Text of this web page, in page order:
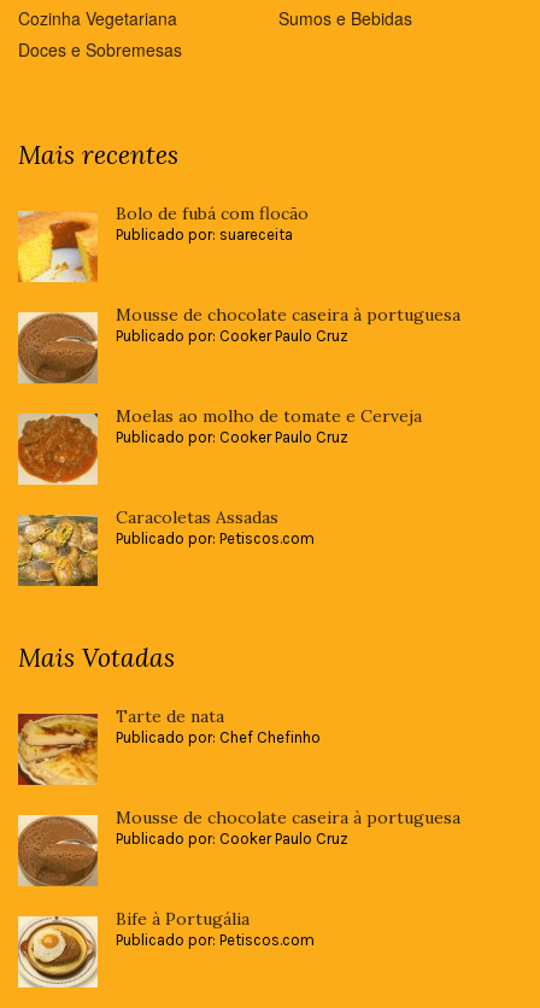
Cozinha Vegetariana
Doces e Sobremesas
Sumos e Bebidas
Mais recentes
Bolo de fubá com flocão
Publicado por: suareceita
Mousse de chocolate caseira à portuguesa
Publicado por: Cooker Paulo Cruz
Moelas ao molho de tomate e Cerveja
Publicado por: Cooker Paulo Cruz
Caracoletas Assadas
Publicado por: Petiscos.com
Mais Votadas
Tarte de nata
Publicado por: Chef Chefinho
Mousse de chocolate caseira à portuguesa
Publicado por: Cooker Paulo Cruz
Bife à Portugália
Publicado por: Petiscos.com